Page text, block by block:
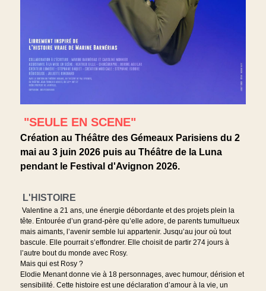
"SEULE EN SCENE"
Création au Théâtre des Gémeaux Parisiens du 2
mai au 3 juin 2026 puis au Théâtre de la Luna
pendant le Festival d'Avignon 2026.
L'HISTOIRE
Valentine a 21 ans, une énergie débordante et des projets plein la
tête. Entourée d’un grand-père qu’elle adore, de parents tumultueux
mais aimants, l’avenir semble lui appartenir. Jusqu’au jour où tout
bascule. Elle pourrait s’effondrer. Elle choisit de partir 274 jours à
l’autre bout du monde avec Rosy.
Mais qui est Rosy ?
Elodie Menant donne vie à 18 personnages, avec humour, dérision et
sensibilité. Cette histoire est une déclaration d’amour à la vie, un